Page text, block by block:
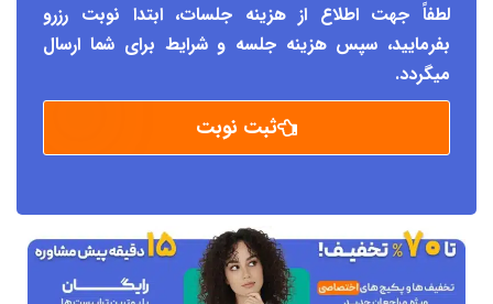
لطفاً جهت اطلاع از هزینه جلسات، ابتدا نوبت رزرو
بفرمایید، سپس هزینه جلسه و شرایط برای شما ارسال
میگردد.
ثبت نوبت